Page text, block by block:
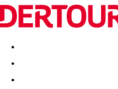
Destinatii Vacanta perfecta